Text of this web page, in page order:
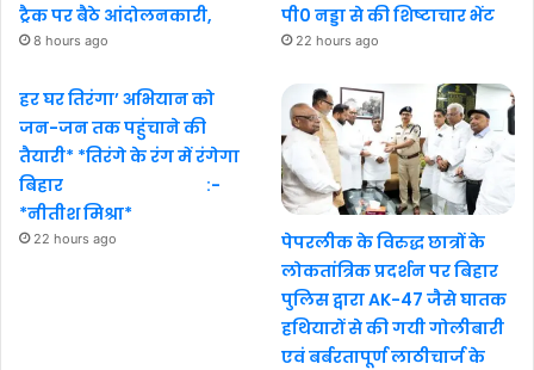
ट्रैक पर बैठे आंदोलनकारी,
8 hours ago
पी0 नड्डा से की शिष्टाचार भेंट
22 hours ago
हर घर तिरंगा’ अभियान को
जन-जन तक पहुंचाने की
तैयारी* *तिरंगे के रंग में रंगेगा
बिहार :-
*नीतीश मिश्रा*
22 hours ago
पेपरलीक के विरुद्ध छात्रों के
लोकतांत्रिक प्रदर्शन पर बिहार
पुलिस द्वारा AK-47 जैसे घातक
हथियारों से की गयी गोलीबारी
एवं बर्बरतापूर्ण लाठीचार्ज के